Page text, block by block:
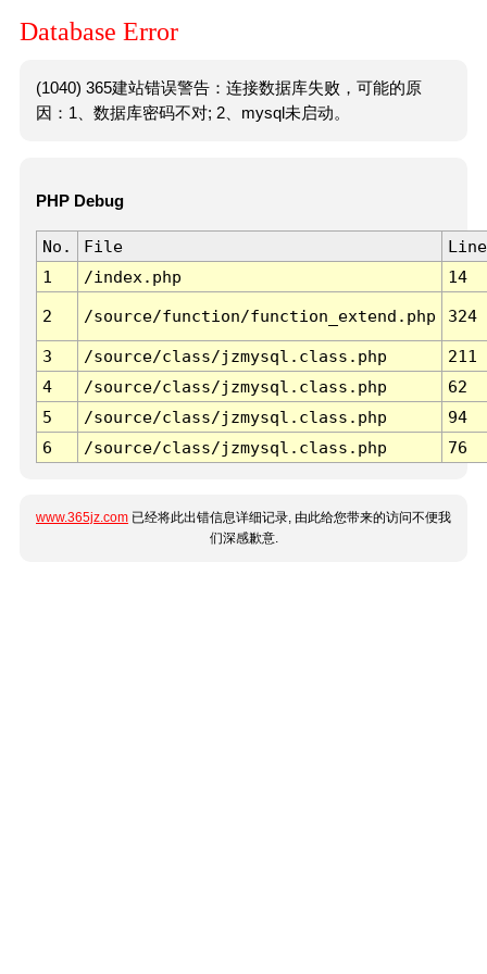
Database Error
(1040) 365建站错误警告：连接数据库失败，可能的原
因：1、数据库密码不对; 2、mysql未启动。
PHP Debug
No. File
Line
1
/index.php 14
2 /source/function/function_extend.php 324
3 /source/class/jzmysql.class.php
211
4
/source/class/jzmysql.class.php
62
5
/source/class/jzmysql.class.php
94
6
/source/class/jzmysql.class.php 76
www.365jz.com 已经将此出错信息详细记录, 由此给您带来的访问不便我
们深感歉意.